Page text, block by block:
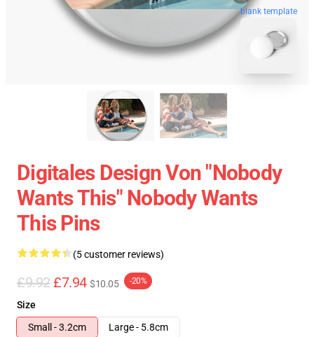
blank template
Digitales Design Von "Nobody
Wants This" Nobody Wants
This Pins
(5 customer reviews)
£9.92 £7.94 $10.05 -20%
Size
Small - 3.2cm
Large - 5.8cm